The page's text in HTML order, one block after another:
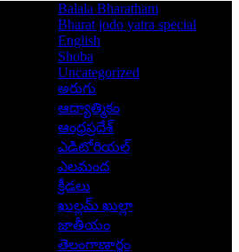
Balala Bharatham
Bharat jodo yatra special
English
Shoba
Uncategorized
అరుగు
ఆద్యాత్మికం
ఆంధ్రప్రదేశ్
ఎడిటోరియల్
ఎలమంద
క్రీడలు
ఖుల్లమ్ ఖుల్లా
జాతీయం
తెలంగాణార్థం